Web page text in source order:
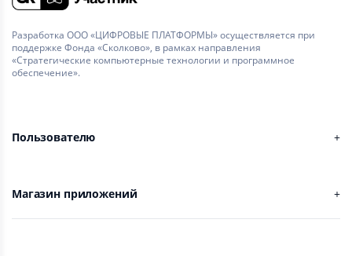
Разработка ООО «ЦИФРОВЫЕ ПЛАТФОРМЫ» осуществляется при
поддержке Фонда «Сколково», в рамках направления
«Стратегические компьютерные технологии и программное
обеспечение».
Пользователю
Магазин приложений